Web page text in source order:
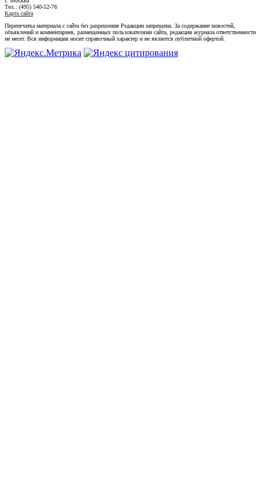
Тел.: (495) 540-52-76
Карта сайта
Перепечатка материала с сайта без разрешения Редакции запрещена. За содержание новостей,
объявлений и комментариев, размещенных пользователями сайта, редакция журнала ответственности
не несет. Вся информация носит справочный характер и не является публичной офертой.